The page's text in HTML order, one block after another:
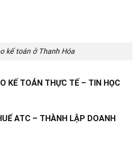
kế toán ở Thanh Hóa
KẾ TOÁN THỰC TẾ – TIN HỌC
ATC – THÀNH LẬP DOANH